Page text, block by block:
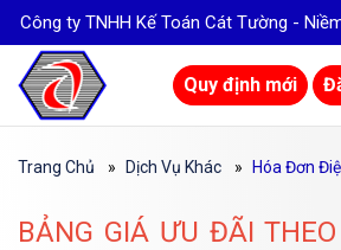
Công ty TNHH Kế Toán Cát Tường -
Quy định mới
Trang Chủ Dịch Vụ Khác Hóa Đơn
BẢNG GIÁ ƯU ĐÃI